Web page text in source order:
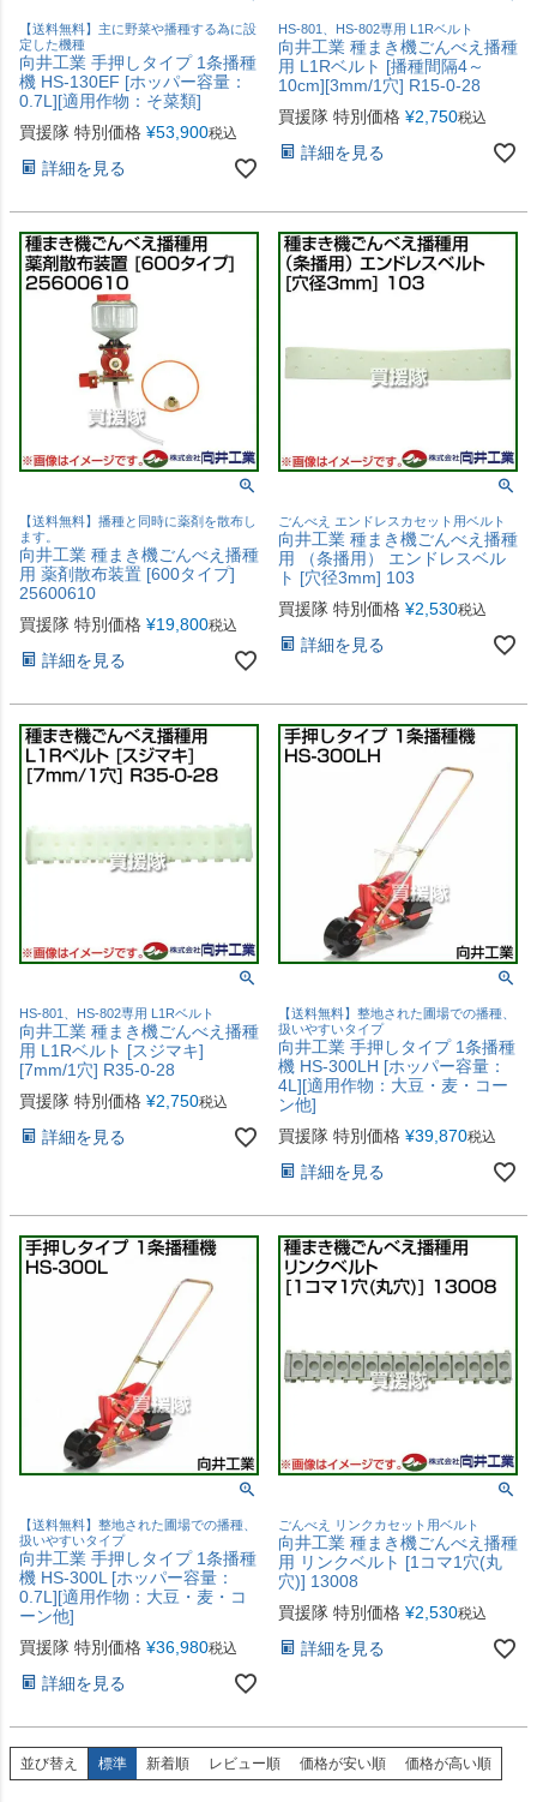
【送料無料】主に野菜や播種する為に設
定した機種
向井工業 手押しタイプ 1条播種
機 HS-130EF [ホッパー容量：
0.7L][適用作物：そ菜類]
買援隊 特別価格 ¥53,900税込
詳細を見る
HS-801、HS-802専用 L1Rベルト
向井工業 種まき機ごんべえ播種
用 L1Rベルト [播種間隔4～
10cm][3mm/1穴] R15-0-28
買援隊 特別価格 ¥2,750税込
詳細を見る
【送料無料】播種と同時に薬剤を散布し
ます。
向井工業 種まき機ごんべえ播種
用 薬剤散布装置 [600タイプ]
25600610
買援隊 特別価格 ¥19,800税込
詳細を見る
ごんべえ エンドレスカセット用ベルト
向井工業 種まき機ごんべえ播種
用 （条播用） エンドレスベル
ト [穴径3mm] 103
買援隊 特別価格 ¥2,530税込
詳細を見る
HS-801、HS-802専用 L1Rベルト
向井工業 種まき機ごんべえ播種
用 L1Rベルト [スジマキ]
[7mm/1穴] R35-0-28
買援隊 特別価格 ¥2,750税込
詳細を見る
【送料無料】整地された圃場での播種、
扱いやすいタイプ
向井工業 手押しタイプ 1条播種
機 HS-300LH [ホッパー容量：
4L][適用作物：大豆・麦・コー
ン他]
買援隊 特別価格 ¥39,870税込
詳細を見る
【送料無料】整地された圃場での播種、
扱いやすいタイプ
向井工業 手押しタイプ 1条播種
機 HS-300L [ホッパー容量：
0.7L][適用作物：大豆・麦・コ
ーン他]
買援隊 特別価格 ¥36,980税込
詳細を見る
ごんべえ リンクカセット用ベルト
向井工業 種まき機ごんべえ播種
用 リンクベルト [1コマ1穴(丸
穴)] 13008
買援隊 特別価格 ¥2,530税込
詳細を見る
並び替え 標準 新着順 レビュー順 価格が安い順 価格が高い順